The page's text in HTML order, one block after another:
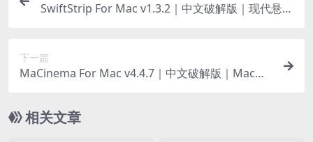
SwiftStrip For Mac v1.3.2｜中文破解版｜现代悬浮
下一篇
MaCinema For Mac v4.4.7｜中文破解版｜Mac全
相关文章